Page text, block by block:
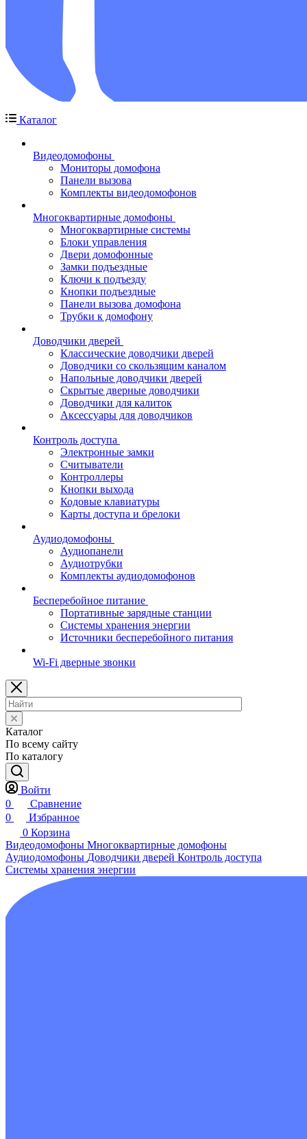
Каталог
Видеодомофоны
Мониторы домофона
Панели вызова
Комплекты видеодомофонов
Многоквартирные домофоны
Многоквартирные системы
Блоки управления
Двери домофонные
Замки подъездные
Ключи к подъезду
Кнопки подъездные
Панели вызова домофона
Трубки к домофону
Доводчики дверей
Классические доводчики дверей
Доводчики со скользящим каналом
Напольные доводчики дверей
Скрытые дверные доводчики
Доводчики для калиток
Аксессуары для доводчиков
Контроль доступа
Электронные замки
Считыватели
Контроллеры
Кнопки выхода
Кодовые клавиатуры
Карты доступа и брелоки
Аудиодомофоны
Аудиопанели
Аудиотрубки
Комплекты аудиодомофонов
Бесперебойное питание
Портативные зарядные станции
Системы хранения энергии
Источники бесперебойного питания
Wi-Fi дверные звонки
Каталог
По всему сайту
По каталогу
Войти
0
Сравнение
0
Избранное
0 Корзина
Видеодомофоны Многоквартирные домофоны
Аудиодомофоны Доводчики дверей Контроль доступа
Системы хранения энергии